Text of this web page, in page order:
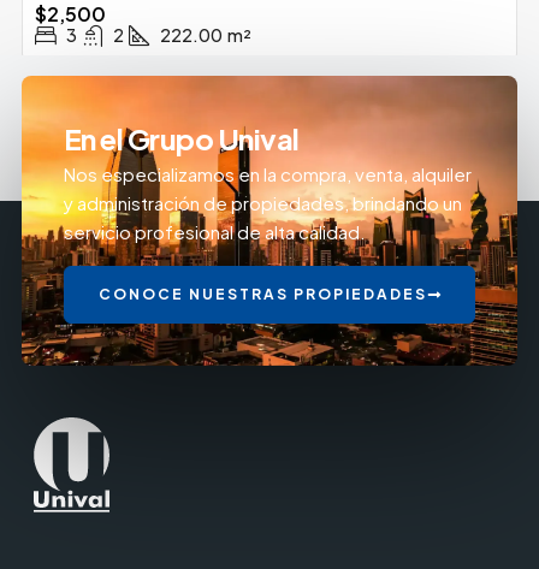
$2,500
3 2 222.00 m²
En el Grupo Unival
Nos especializamos en la compra, venta, alquiler
y administración de propiedades, brindando un
servicio profesional de alta calidad.
CONOCE NUESTRAS PROPIEDADES